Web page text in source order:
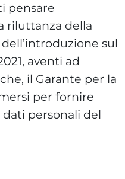
pensare
riluttanza della
sul
aventi ad
il Garante per la
per fornire
personali del